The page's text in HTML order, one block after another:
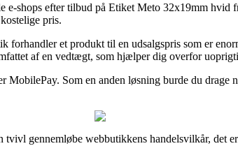
e-shops efter tilbud på Etiket Meto 32x19mm hvid
pris.
forhandler et produkt til en udsalgspris som er
af en vedtægt, som hjælper dig overfor
Som en anden løsning burde du
tvivl gennemløbe webbutikkens handelsvilkår, det